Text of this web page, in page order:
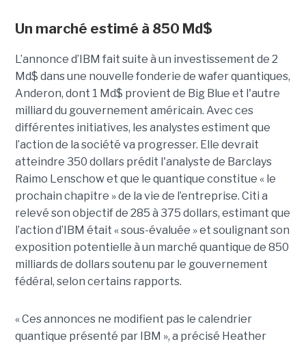
Un marché estimé à 850 Md$
L’annonce d’IBM fait suite à un investissement de 2
Md$ dans une nouvelle fonderie de wafer quantiques,
Anderon, dont 1 Md$ provient de Big Blue et l'autre
milliard du gouvernement américain. Avec ces
différentes initiatives, les analystes estiment que
l’action de la société va progresser. Elle devrait
atteindre 350 dollars prédit l'analyste de Barclays
Raimo Lenschow et que le quantique constitue « le
prochain chapitre » de la vie de l’entreprise. Citi a
relevé son objectif de 285 à 375 dollars, estimant que
l’action d’IBM était « sous-évaluée » et soulignant son
exposition potentielle à un marché quantique de 850
milliards de dollars soutenu par le gouvernement
fédéral, selon certains rapports.
« Ces annonces ne modifient pas le calendrier
quantique présenté par IBM », a précisé Heather